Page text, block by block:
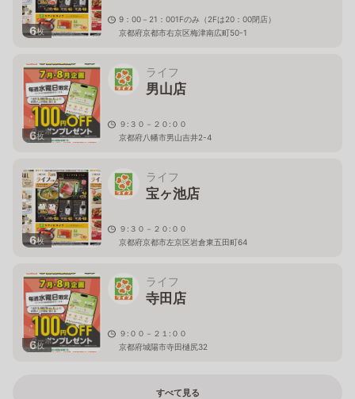
6枚
9：00－21：001Fのみ（2Fは20：00閉店）
京都府京都市右京区梅津南広町50-1
6枚
ライフ
男山店
９:３０－２０:００
京都府八幡市男山吉井2-4
6枚
ライフ
宝ヶ池店
９:３０－２０:００
京都府京都市左京区岩倉東五田町64
6枚
ライフ
寺田店
９:００－２１:００
京都府城陽市寺田樋尻32
すべて見る